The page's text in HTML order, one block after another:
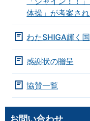
体操」が考案され
わたSHIGA輝く
感謝状の贈呈
協賛一覧